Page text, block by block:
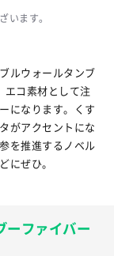
います。
ルウォールタンブ
エコ素材として注
になります。くす
がアクセントにな
を推進するノベル
にぜひ。
ーファイバー